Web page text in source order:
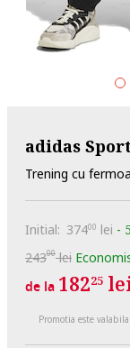
adidas
Trening cu
Initial: 37400 lei -
24300lei
de la 18225
Promotia este